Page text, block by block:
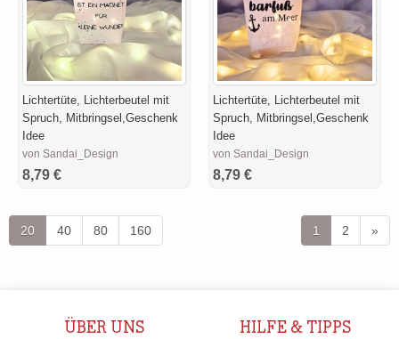
Lichtertüte, Lichterbeutel mit
Spruch, Mitbringsel,Geschenk
Idee
von Sandai_Design
8,79 €
Lichtertüte, Lichterbeutel mit
Spruch, Mitbringsel,Geschenk
Idee
von Sandai_Design
8,79 €
20 40 80 160 1 2 »
ÜBER UNS HILFE & TIPPS